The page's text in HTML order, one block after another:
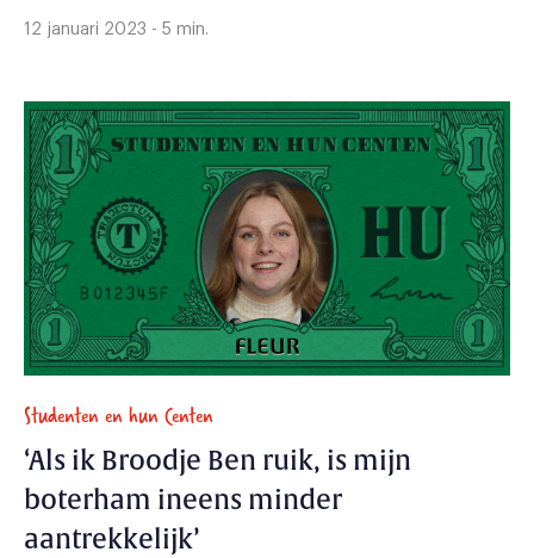
12 januari 2023 - 5 min.
Studenten en hun Centen
‘Als ik Broodje Ben ruik, is mijn
boterham ineens minder
aantrekkelijk’